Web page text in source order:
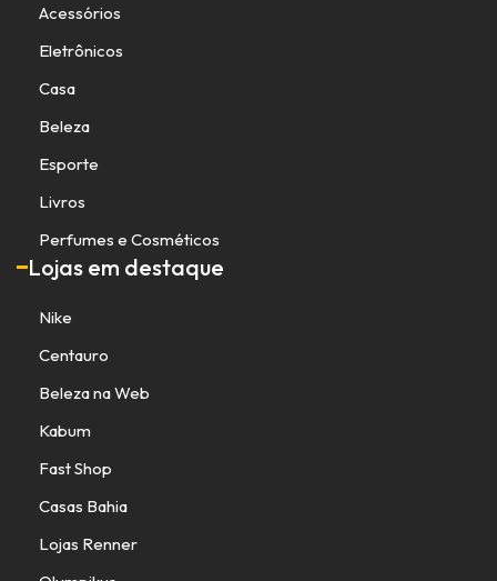
Acessórios
Eletrônicos
Casa
Beleza
Esporte
Livros
Perfumes e Cosméticos
Lojas em destaque
Nike
Centauro
Beleza na Web
Kabum
Fast Shop
Casas Bahia
Lojas Renner